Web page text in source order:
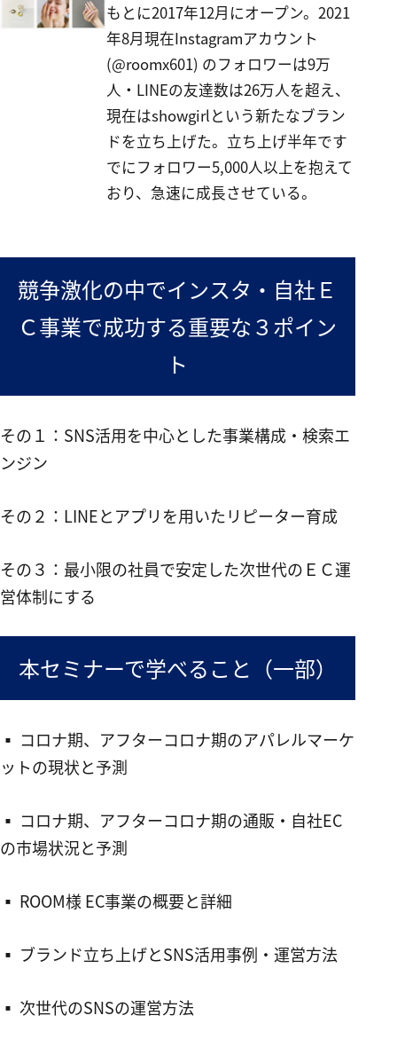
もとに2017年12月にオープン。2021
年8月現在Instagramアカウント
(@roomx601) のフォロワーは9万
人・LINEの友達数は26万人を超え、
現在はshowgirlという新たなブラン
ドを立ち上げた。立ち上げ半年です
でにフォロワー5,000人以上を抱えて
おり、急速に成長させている。
競争激化の中でインスタ・自社Ｅ
Ｃ事業で成功する重要な３ポイン
ト
その１：SNS活用を中心とした事業構成・検索エ
ンジン
その２：LINEとアプリを用いたリピーター育成
その３：最小限の社員で安定した次世代のＥＣ運
営体制にする
本セミナーで学べること（一部）
▪︎ コロナ期、アフターコロナ期のアパレルマーケ
ットの現状と予測
▪︎ コロナ期、アフターコロナ期の通販・自社EC
の市場状況と予測
▪︎ ROOM様 EC事業の概要と詳細
▪︎ ブランド立ち上げとSNS活用事例・運営方法
▪︎ 次世代のSNSの運営方法